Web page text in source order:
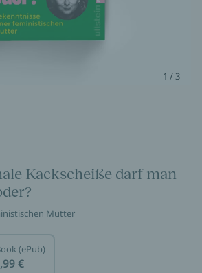
1 / 3
Kackscheiße darf man
Mutter
(ePub)
€